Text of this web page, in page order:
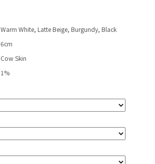
Warm White, Latte Beige, Burgundy, Black
6cm
Cow Skin
1%